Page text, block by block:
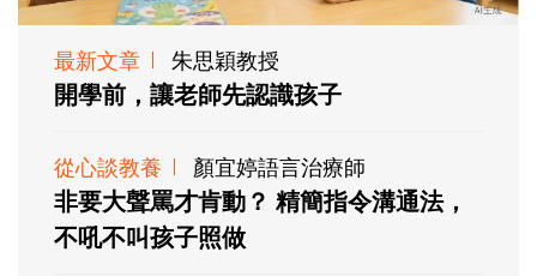
最新文章 朱思穎教授
開學前，讓老師先認識孩子
從心談教養 顏宜婷語言治療師
非要大聲罵才肯動？ 精簡指令溝通法，
不吼不叫孩子照做